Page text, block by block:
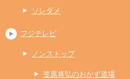
ソレダメ
フジテレビ
ノンストップ
笠原将弘のおかず道場